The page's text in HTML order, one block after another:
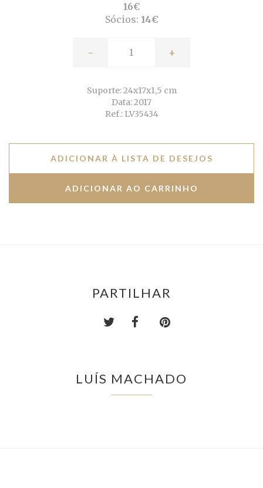
16€
Sócios: 14€
- +
Suporte: 24x17x1,5 cm
Data: 2017
Ref.: LV35434
ADICIONAR À LISTA DE DESEJOS
PARTILHAR
LUÍS MACHADO